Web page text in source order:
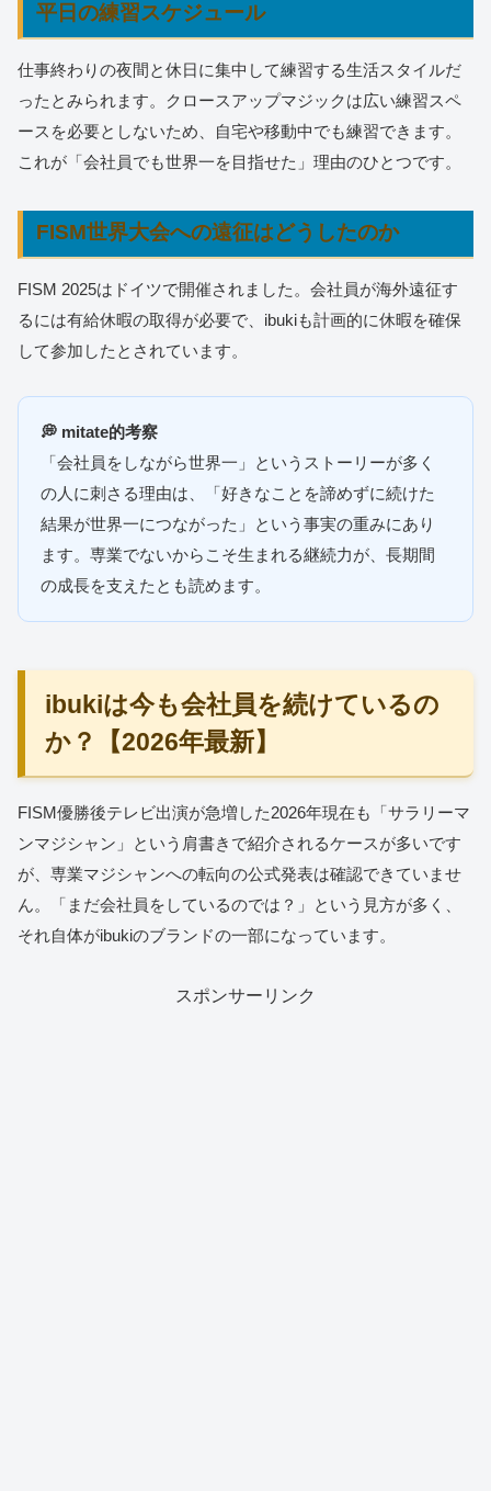
平日の練習スケジュール
仕事終わりの夜間と休日に集中して練習する生活スタイルだ
ったとみられます。クロースアップマジックは広い練習スペ
ースを必要としないため、自宅や移動中でも練習できます。
これが「会社員でも世界一を目指せた」理由のひとつです。
FISM世界大会への遠征はどうしたのか
FISM 2025はドイツで開催されました。会社員が海外遠征す
るには有給休暇の取得が必要で、ibukiも計画的に休暇を確保
して参加したとされています。
💭 mitate的考察
「会社員をしながら世界一」というストーリーが多く
の人に刺さる理由は、「好きなことを諦めずに続けた
結果が世界一につながった」という事実の重みにあり
ます。専業でないからこそ生まれる継続力が、長期間
の成長を支えたとも読めます。
ibukiは今も会社員を続けているの
か？【2026年最新】
FISM優勝後テレビ出演が急増した2026年現在も「サラリーマ
ンマジシャン」という肩書きで紹介されるケースが多いです
が、専業マジシャンへの転向の公式発表は確認できていませ
ん。「まだ会社員をしているのでは？」という見方が多く、
それ自体がibukiのブランドの一部になっています。
スポンサーリンク